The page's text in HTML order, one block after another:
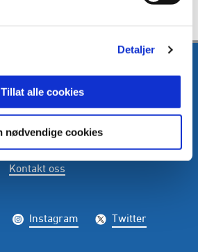
Detaljer
Tillat alle cookies
nødvendige cookies
Telefon: +47 41 00 00 55
Kontakt oss
Instagram Twitter